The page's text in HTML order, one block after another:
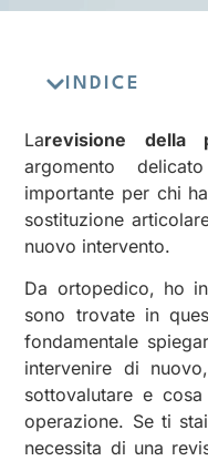
INDICE
Larevisione della
argomento
importante per chi
sostituzione
nuovo intervento.
Da ortopedico, ho
sono trovate in
fondamentale
intervenire di
sottovalutare e
operazione. Se ti
necessita di una